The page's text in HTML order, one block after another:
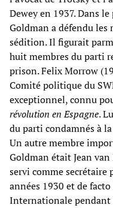
Dewey en 1937. Dans
Goldman a défendu les
sédition. Il figurait
huit membres du parti
prison. Felix Morrow
Comité politique du
exceptionnel, connu
révolution en Espagne.
du parti condamnés à
Un autre membre
Goldman était Jean
servi comme
années 1930 et de
Internationale pendant